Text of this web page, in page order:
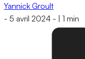
Yannick Groult
- 5 avril 2024 - 1 min